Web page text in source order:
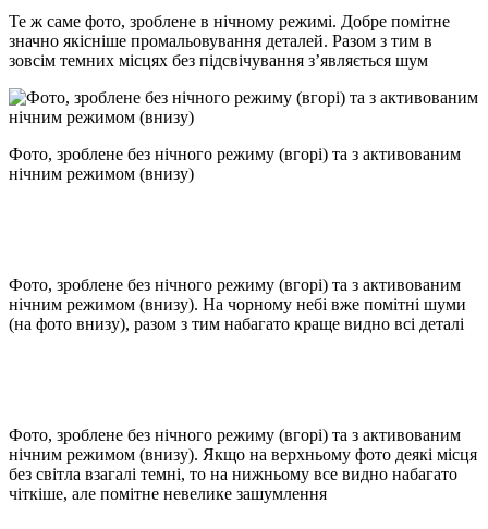
Те ж саме фото, зроблене в нічному режимі. Добре помітне
значно якісніше промальовування деталей. Разом з тим в
зовсім темних місцях без підсвічування з’являється шум
Фото, зроблене без нічного режиму (вгорі) та з активованим
нічним режимом (внизу)
Фото, зроблене без нічного режиму (вгорі) та з активованим
нічним режимом (внизу). На чорному небі вже помітні шуми
(на фото внизу), разом з тим набагато краще видно всі деталі
Фото, зроблене без нічного режиму (вгорі) та з активованим
нічним режимом (внизу). Якщо на верхньому фото деякі місця
без світла взагалі темні, то на нижньому все видно набагато
чіткіше, але помітне невелике зашумлення